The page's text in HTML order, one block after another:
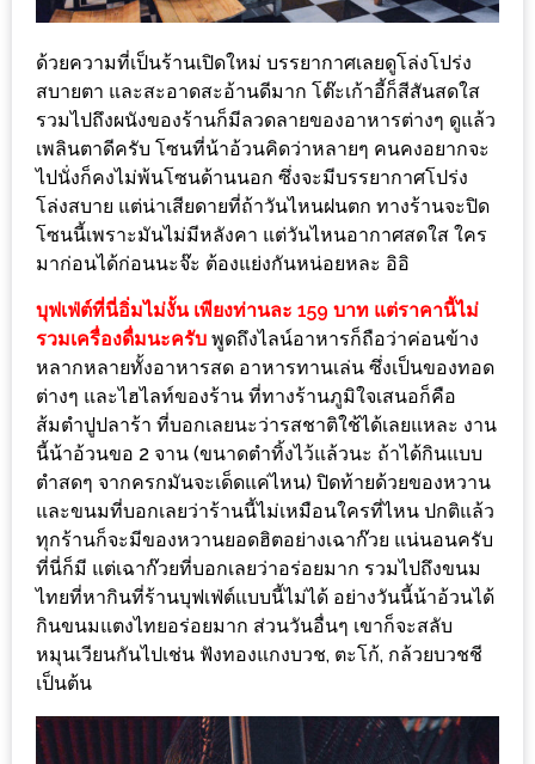
นี้
กับ
PING
FAI
FESTIVAL
–
ช็อป
ฟิน
กิน
เพลิน
HFG
E-
NEWS
GAME
(SABAI
SEAFOOD)
HOMEPRO
2017
เชียงใหม่
ด้วยความที่เป็นร้านเปิดใหม่ บรรยากาศเลยดูโล่งโปร่ง
สบายตา และสะอาดสะอ้านดีมาก โต๊ะเก้าอี้ก็สีสันสดใส
รวมไปถึงผนังของร้านก็มีลวดลายของอาหารต่างๆ ดูแล้ว
เพลินตาดีครับ โซนที่น้าอ้วนคิดว่าหลายๆ คนคงอยากจะ
ไปนั่งก็คงไม่พ้นโซนด้านนอก ซึ่งจะมีบรรยากาศโปร่ง
โล่งสบาย แต่น่าเสียดายที่ถ้าวันไหนฝนตก ทางร้านจะปิด
โซนนี้เพราะมันไม่มีหลังคา แต่วันไหนอากาศสดใส ใคร
มาก่อนได้ก่อนนะจ๊ะ ต้องแย่งกันหน่อยหละ อิอิ
บุฟเฟ่ต์ที่นี่อิ่มไม่งั้น เพียงท่านละ 159 บาท แต่ราคานี้ไม่
รวมเครื่องดื่มนะครับ พูดถึงไลน์อาหารก็ถือว่าค่อนข้าง
หลากหลายทั้งอาหารสด อาหารทานเล่น ซึ่งเป็นของทอด
ต่างๆ และไฮไลท์ของร้าน ที่ทางร้านภูมิใจเสนอก็คือ
ส้มตำปูปลาร้า ที่บอกเลยนะว่ารสชาติใช้ได้เลยแหละ งาน
นี้น้าอ้วนขอ 2 จาน (ขนาดตำทิ้งไว้แล้วนะ ถ้าได้กินแบบ
ตำสดๆ จากครกมันจะเด็ดแค่ไหน) ปิดท้ายด้วยของหวาน
และขนมที่บอกเลยว่าร้านนี้ไม่เหมือนใครที่ไหน ปกติแล้ว
ทุกร้านก็จะมีของหวานยอดฮิตอย่างเฉาก๊วย แน่นอนครับ
ที่นี่ก็มี แต่เฉาก๊วยที่บอกเลยว่าอร่อยมาก รวมไปถึงขนม
ไทยที่หากินที่ร้านบุฟเฟ่ต์แบบนี้ไม่ได้ อย่างวันนี้น้าอ้วนได้
กินขนมแตงไทยอร่อยมาก ส่วนวันอื่นๆ เขาก็จะสลับ
หมุนเวียนกันไปเช่น ฟังทองแกงบวช, ตะโก้, กล้วยบวชชี
เป็นต้น